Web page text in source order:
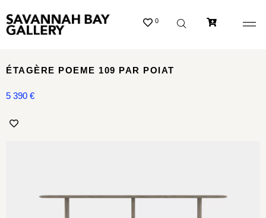
0
ÉTAGÈRE POEME 109 PAR POIAT
5 390 €